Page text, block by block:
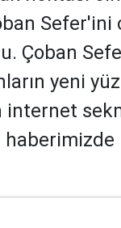
Çoban
yeni
internet